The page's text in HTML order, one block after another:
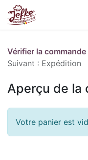
Vérifier la commande
Suivant : Expédition
Aperçu de la
Votre panier est